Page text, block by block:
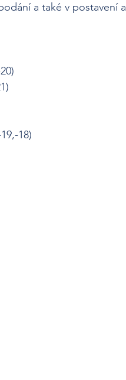
a také v postavení a
18)